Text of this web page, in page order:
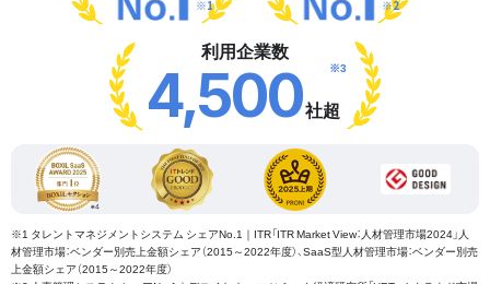
※1 ※2
利用企業数
4,500社超
※3
※1 タレントマネジメントシステム シェアNo.1｜ITR「ITR Market View：人材管理市場2024」人
材管理市場：ベンダー別売上金額シェア（2015～2022年度）、SaaS型人材管理市場：ベンダー別売
上金額シェア（2015～2022年度）